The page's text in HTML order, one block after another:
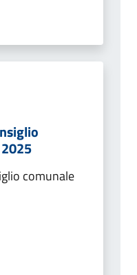
comunale